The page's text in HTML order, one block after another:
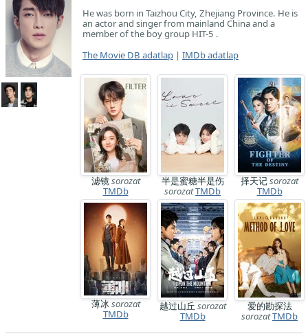
He was born in Taizhou City, Zhejiang Province. He is
an actor and singer from mainland China and a
member of the boy group HIT-5 .
The Movie DB adatlap | IMDb adatlap
滤镜sorozat
TMDb
半是蜜糖半是伤
sorozatTMDb
择天记sorozat
TMDb
薄冰sorozat
TMDb
越过山丘 sorozat
TMDb
爱的勘探法
sorozatTMDb